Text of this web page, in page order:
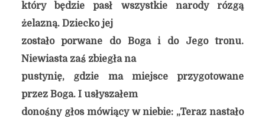
który będzie pasł wszystkie narody rózgą
żelazną. Dziecko jej
zostało porwane do Boga i do Jego tronu.
Niewiasta zaś zbiegła na
pustynię, gdzie ma miejsce przygotowane
przez Boga. I usłyszałem
donośny głos mówiący w niebie: „Teraz nastało